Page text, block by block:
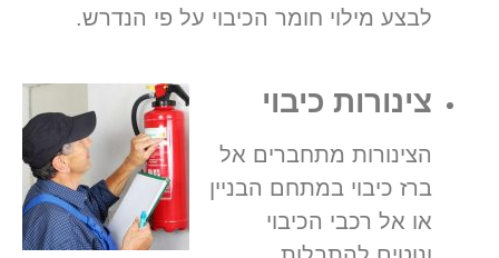
לבצע מילוי חומר הכיבוי על פי הנדרש.
צינורות כיבוי
הצינורות מתחברים אל
ברז כיבוי במתחם הבניין
או אל רכבי הכיבוי